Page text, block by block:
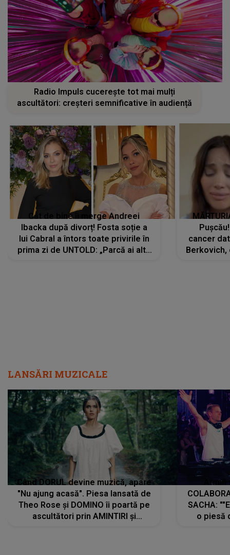
Radio Impuls cucerește tot mai mulți
ascultători: creșteri semnificative în audiență
Cât de bine îi merge Andreei
Ibacka după divorț! Fosta soție a
lui Cabral a întors toate privirile în
prima zi de UNTOLD: „Parcă ai altă
cancer
LANSĂRI MUZICALE
Când DORUL devine muzică, apare
"Nu ajung acasă". Piesa lansată de
Theo Rose și DOMINO îi poartă pe
ascultători prin AMINTIRI și
SACHA:
o piesă